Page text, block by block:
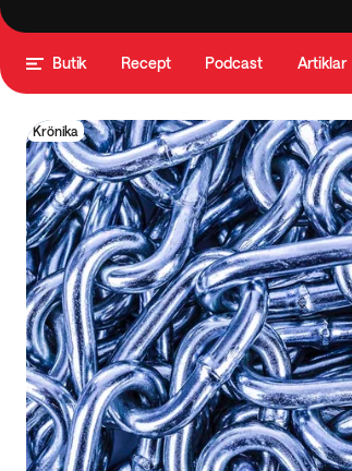
Butik Recept Podcast Artiklar
Krönika